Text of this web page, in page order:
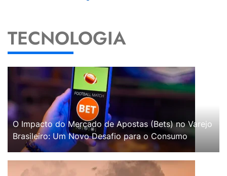
TECNOLOGIA
O Impacto do Mercado de Apostas (Bets) no Varejo
Brasileiro: Um Novo Desafio para o Consumo